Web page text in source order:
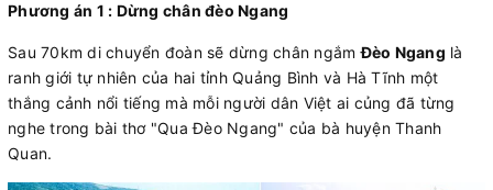
Phương án 1 : Dừng chân đèo Ngang
Sau 70km di chuyển đoàn sẽ dừng chân ngắmĐèo Ngang là
ranh giới tự nhiên của hai tỉnh Quảng Bình và Hà Tĩnh một
thắng cảnh nổi tiếng mà mỗi người dân Việt ai củng đã từng
nghe trong bài thơ "Qua Đèo Ngang" của bà huyện Thanh
Quan.